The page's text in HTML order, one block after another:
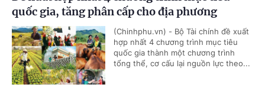
quốc gia, tăng phân cấp cho địa phương
(Chinhphu.vn) - Bộ Tài chính đề xuất
hợp nhất 4 chương trình mục tiêu
quốc gia thành một chương trình
tổng thể, cơ cấu lại nguồn lực theo...